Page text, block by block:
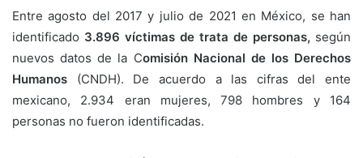
Entre agosto del 2017 y julio de 2021 en México, se han
identificado 3.896 víctimas de trata de personas, según
nuevos datos de la Comisión Nacional de los Derechos
Humanos (CNDH). De acuerdo a las cifras del ente
mexicano, 2.934 eran mujeres, 798 hombres y 164
personas no fueron identificadas.